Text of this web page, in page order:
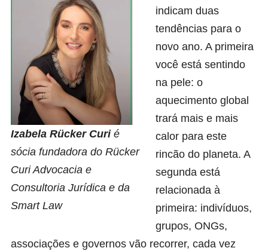
Izabela Rücker Curi é
sócia fundadora do Rücker
Curi Advocacia e
Consultoria Jurídica e da
Smart Law
indicam duas
tendências para o
novo ano. A primeira
você está sentindo
na pele: o
aquecimento global
trará mais e mais
calor para este
rincão do planeta. A
segunda está
relacionada à
primeira: indivíduos,
grupos, ONGs,
associações e governos vão recorrer, cada vez